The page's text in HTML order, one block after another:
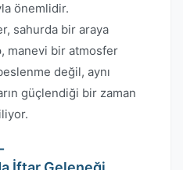
önemlidir.
sahurda bir araya
manevi bir atmosfer
değil, aynı
güçlendiği bir zaman